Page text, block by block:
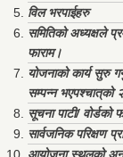
विल भरपाईहरु
समितिको अध्यक्षले
फाराम।
योजनाको कार्य सुरु
सम्पन्न भएपश्चात्‌को
सूचना पाटी/ वोर्डको
सार्वजनिक परिक्षण